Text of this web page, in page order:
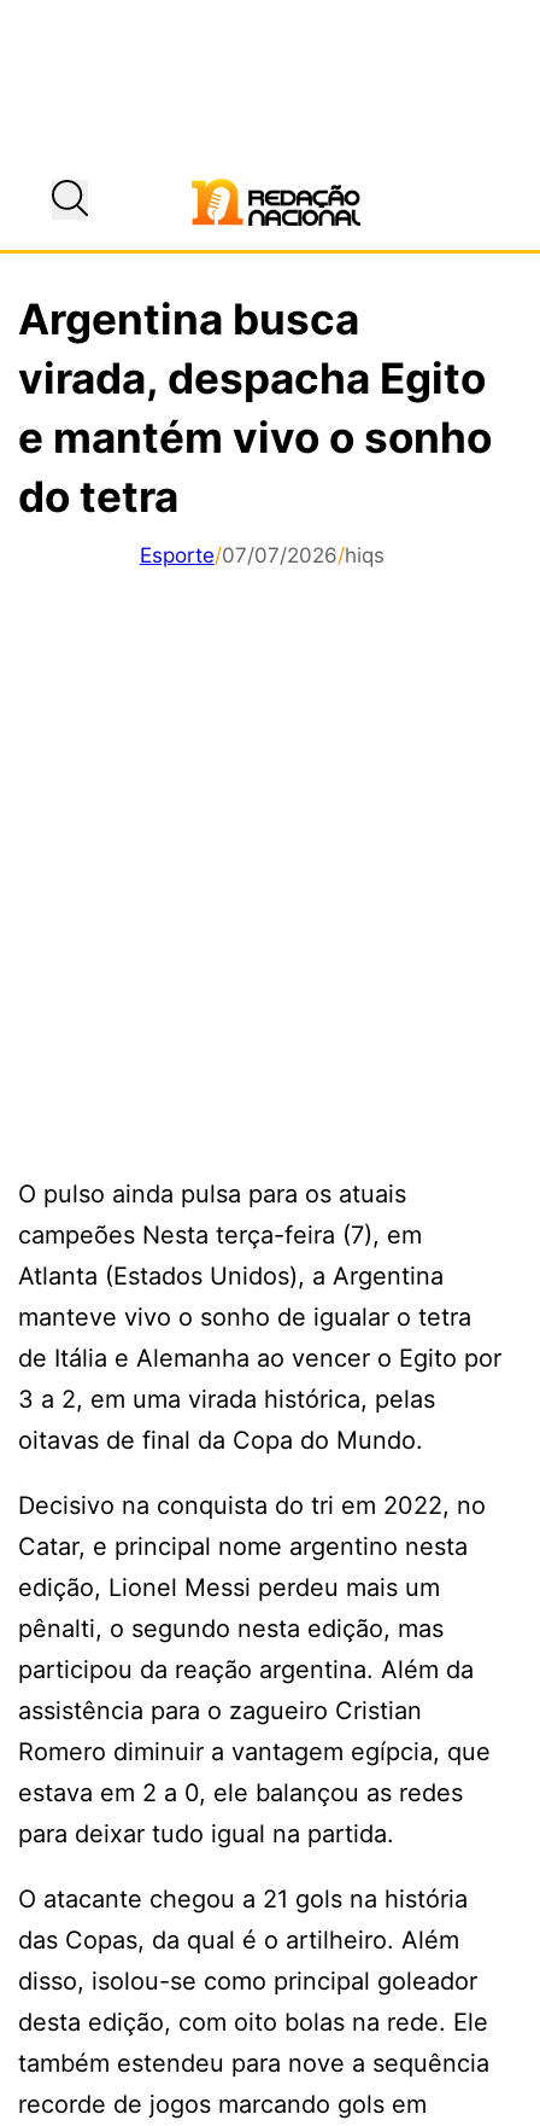
Argentina busca
virada, despacha Egito
e mantém vivo o sonho
do tetra
Esporte/07/07/2026/hiqs
O pulso ainda pulsa para os atuais
campeões Nesta terça-feira (7), em
Atlanta (Estados Unidos), a Argentina
manteve vivo o sonho de igualar o tetra
de Itália e Alemanha ao vencer o Egito por
3 a 2, em uma virada histórica, pelas
oitavas de final da Copa do Mundo.
Decisivo na conquista do tri em 2022, no
Catar, e principal nome argentino nesta
edição, Lionel Messi perdeu mais um
pênalti, o segundo nesta edição, mas
participou da reação argentina. Além da
assistência para o zagueiro Cristian
Romero diminuir a vantagem egípcia, que
estava em 2 a 0, ele balançou as redes
para deixar tudo igual na partida.
O atacante chegou a 21 gols na história
das Copas, da qual é o artilheiro. Além
disso, isolou-se como principal goleador
desta edição, com oito bolas na rede. Ele
também estendeu para nove a sequência
recorde de jogos marcando gols em